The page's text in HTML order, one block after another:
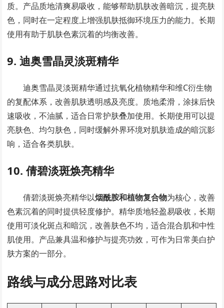
质。产品质地清爽易吸收，能够帮助肌肤改善暗沉，提亮肤
色，同时在一定程度上增强肌肤抵御环境压力的能力。长期
使用有助于肌肤色素沉着的均衡改善。
9. 迪奥雪晶灵淡斑精华
迪奥雪晶灵淡斑精华通过抗氧化植物精华和维C衍生物
的复配体系，改善肌肤透明感及亮度。质地柔滑，涂抹后快
速吸收，不油腻，适合日常护肤叠加使用。长期使用可以提
亮肤色、均匀肤色，同时缓解外界环境对肌肤造成的暗沉影
响，适合各类肌肤。
10. 倩碧淡斑焕亮精华
倩碧淡斑焕亮精华以烟酰胺和植物复合物为核心，改善
色素沉着的同时提供轻度修护。精华质地轻盈易吸收，长期
使用可淡化斑点和暗沉，改善肤色不均，适合混合肌和中性
肌使用。产品兼具温和修护与提亮功效，可作为日常美白护
肤方案的一部分。
路线与成分思路对比表